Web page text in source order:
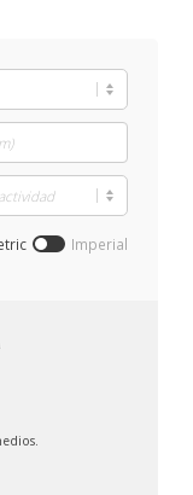
Imperial